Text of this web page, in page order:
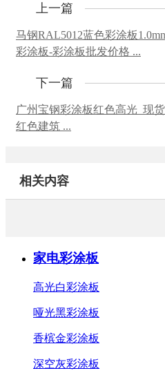
上一篇
马钢RAL5012蓝色彩涂板
彩涂板-彩涂板批发价格 ...
下一篇
广州宝钢彩涂板红色高光_现
红色建筑 ...
相关内容
家电彩涂板
高光白彩涂板
哑光黑彩涂板
香槟金彩涂板
深空灰彩涂板